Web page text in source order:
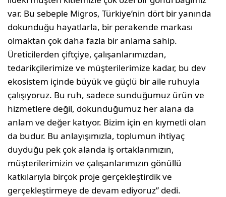
var. Bu sebeple Migros, Türkiye’nin dört bir yanında
dokunduğu hayatlarla, bir perakende markası
olmaktan çok daha fazla bir anlama sahip.
Üreticilerden çiftçiye, çalışanlarımızdan,
tedarikçilerimize ve müşterilerimize kadar, bu dev
ekosistem içinde büyük ve güçlü bir aile ruhuyla
çalışıyoruz. Bu ruh, sadece sunduğumuz ürün ve
hizmetlere değil, dokunduğumuz her alana da
anlam ve değer katıyor. Bizim için en kıymetli olan
da budur. Bu anlayışımızla, toplumun ihtiyaç
duyduğu pek çok alanda iş ortaklarımızın,
müşterilerimizin ve çalışanlarımızın gönüllü
katkılarıyla birçok proje gerçekleştirdik ve
gerçekleştirmeye de devam ediyoruz” dedi.